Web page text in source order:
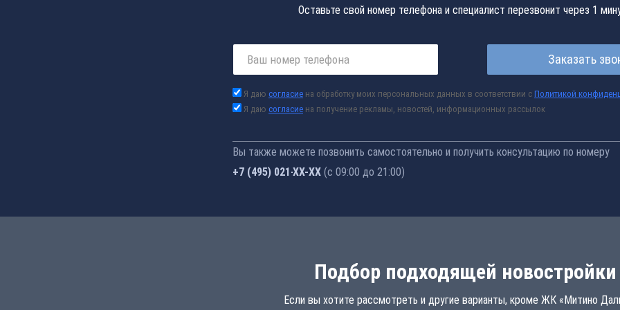
Оставьте свой номер телефона и специалист перезвонит через 1
Заказать
Я даю согласие на обработку моих персональных данных в соответствии с Политикой
Я даю согласие на получение рекламы, новостей, информационных рассылок
Вы также можете позвонить самостоятельно и получить консультацию по номеру
+7 (495) 021-41-76 (с 09:00 до 21:00)
Подбор подходящей новостройки
Если вы хотите рассмотреть и другие варианты, кроме ЖК «Митино